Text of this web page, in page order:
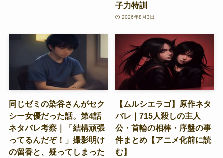
子力特訓
2026年8月3日
同じゼミの染谷さんがセク
シー女優だった話。第4話
ネタバレ考察｜「結構頑張
ってるんだぞ！」撮影明け
の留香と、疑ってしまった
【ムルシエラゴ】原作ネタ
バレ｜715人殺しの主人
公・首輪の相棒・序盤の事
件まとめ【アニメ化前に読
む】